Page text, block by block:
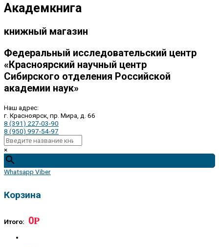
Академкнига
книжный магазин
Федеральный исследовательский центр
«Красноярский научный центр
Сибирского отделения Российской
академии наук»
Наш адрес:
г. Красноярск, пр. Мира, д. 66
8 (391) 227-03-90
8 (950) 997-54-97
×
Whatsapp Viber
Корзина
Итого: 0Р